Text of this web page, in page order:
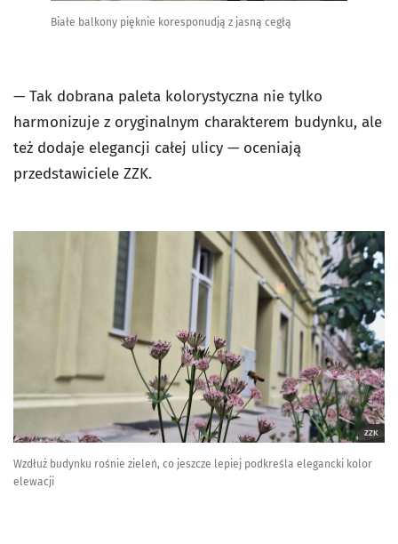
Białe balkony pięknie koresponudją z jasną cegłą
— Tak dobrana paleta kolorystyczna nie tylko
harmonizuje z oryginalnym charakterem budynku, ale
też dodaje elegancji całej ulicy — oceniają
przedstawiciele ZZK.
ZZK
Wzdłuż budynku rośnie zieleń, co jeszcze lepiej podkreśla elegancki kolor
elewacji